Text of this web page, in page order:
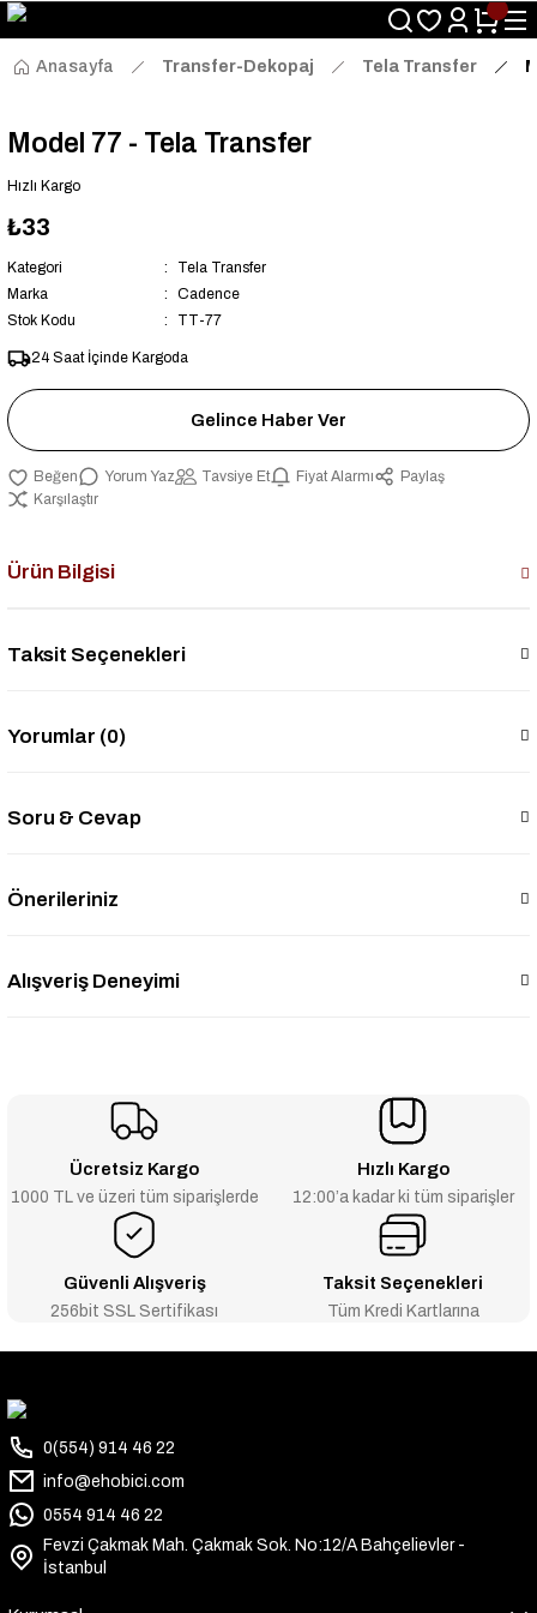
Size Özel "HG10" Kodu ile Sepette Hemen %10 İndirim Fırsatını
Kaçırmayın!
Anasayfa
Transfer-Dekopaj Tela Transfer
Model 77 - Tela Transfer
Hızlı Kargo
₺33
Kategori
Tela Transfer
Marka
Cadence
Stok Kodu
TT-77
24 Saat İçinde Kargoda
Gelince Haber Ver
Yorum Yaz Tavsiye Et Fiyat Alarmı
Paylaş
Karşılaştır
Ürün Bilgisi
Taksit Seçenekleri
Yorumlar (0)
Soru & Cevap
Önerileriniz
Alışveriş Deneyimi
Ücretsiz Kargo
1000 TL ve üzeri tüm siparişlerde
Hızlı Kargo
12:00’a kadar ki tüm siparişler
Güvenli Alışveriş
256bit SSL Sertifikası
Taksit Seçenekleri
Tüm Kredi Kartlarına
0(554) 914 46 22
info@ehobici.com
0554 914 46 22
Fevzi Çakmak Mah. Çakmak Sok. No:12/A Bahçelievler -
İstanbul